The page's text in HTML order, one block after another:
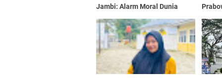
Jambi: Alarm Moral Dunia